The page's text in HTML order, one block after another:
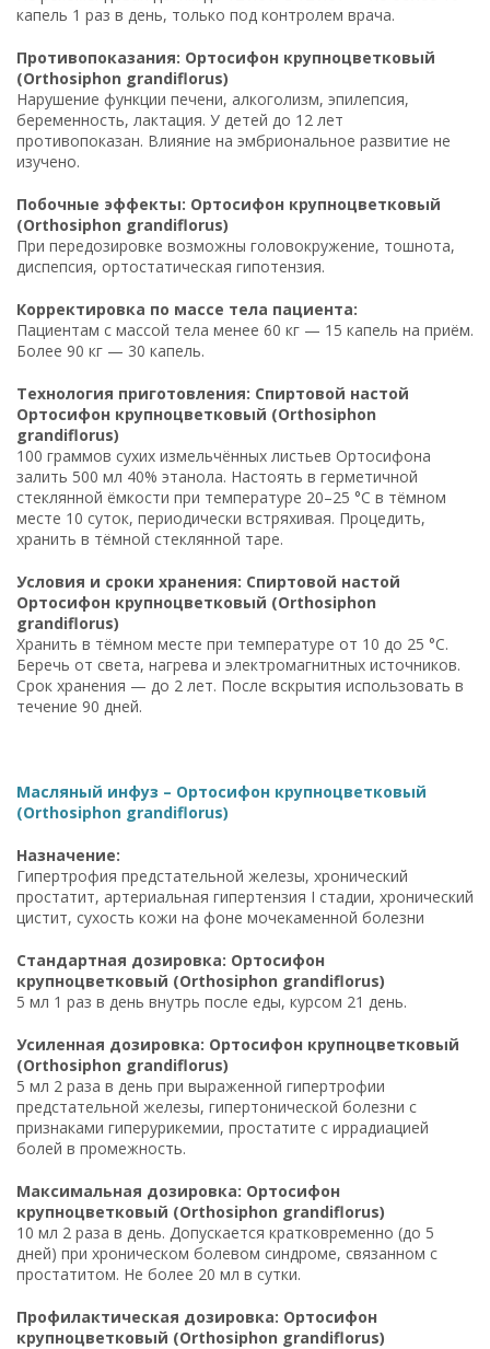
капель 1 раз в день, только под контролем врача.
Противопоказания: Ортосифон крупноцветковый
(Orthosiphon grandiflorus)
Нарушение функции печени, алкоголизм, эпилепсия,
беременность, лактация. У детей до 12 лет
противопоказан. Влияние на эмбриональное развитие не
изучено.
Побочные эффекты: Ортосифон крупноцветковый
(Orthosiphon grandiflorus)
При передозировке возможны головокружение, тошнота,
диспепсия, ортостатическая гипотензия.
Корректировка по массе тела пациента:
Пациентам с массой тела менее 60 кг — 15 капель на приём.
Более 90 кг — 30 капель.
Технология приготовления: Спиртовой настой
Ортосифон крупноцветковый (Orthosiphon
grandiflorus)
100 граммов сухих измельчённых листьев Ортосифона
залить 500 мл 40% этанола. Настоять в герметичной
стеклянной ёмкости при температуре 20–25 °C в тёмном
месте 10 суток, периодически встряхивая. Процедить,
хранить в тёмной стеклянной таре.
Условия и сроки хранения: Спиртовой настой
Ортосифон крупноцветковый (Orthosiphon
grandiflorus)
Хранить в тёмном месте при температуре от 10 до 25 °C.
Беречь от света, нагрева и электромагнитных источников.
Срок хранения — до 2 лет. После вскрытия использовать в
течение 90 дней.
Масляный инфуз – Ортосифон крупноцветковый
(Orthosiphon grandiflorus)
Назначение:
Гипертрофия предстательной железы, хронический
простатит, артериальная гипертензия I стадии, хронический
цистит, сухость кожи на фоне мочекаменной болезни
Стандартная дозировка: Ортосифон
крупноцветковый (Orthosiphon grandiflorus)
5 мл 1 раз в день внутрь после еды, курсом 21 день.
Усиленная дозировка: Ортосифон крупноцветковый
(Orthosiphon grandiflorus)
5 мл 2 раза в день при выраженной гипертрофии
предстательной железы, гипертонической болезни с
признаками гиперурикемии, простатите с иррадиацией
болей в промежность.
Максимальная дозировка: Ортосифон
крупноцветковый (Orthosiphon grandiflorus)
10 мл 2 раза в день. Допускается кратковременно (до 5
дней) при хроническом болевом синдроме, связанном с
простатитом. Не более 20 мл в сутки.
Профилактическая дозировка: Ортосифон
крупноцветковый (Orthosiphon grandiflorus)